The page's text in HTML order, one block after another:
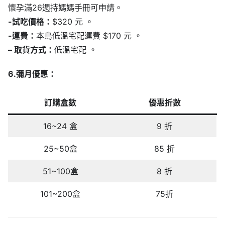
懷孕滿26週持媽媽手冊可申請。
-試吃價格： $320 元 。
-運費： 本島低溫宅配運費 $170 元 。
– 取貨方式： 低溫宅配 。
6.彌月優惠：
訂購盒數 優惠折數
16~24 盒 9 折
25~50盒 85 折
51~100盒 8 折
101~200盒 75折